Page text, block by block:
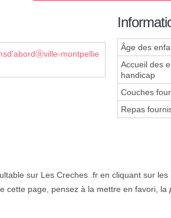
montpellie
Âge des
Accueil des
handicap
Couches
Repas
sur Les Creches .fr en cliquant sur les
cette page, pensez à la mettre en favori, la